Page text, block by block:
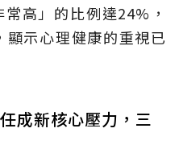
高」的比例達24%，
示心理健康的重視已
成新核心壓力，三